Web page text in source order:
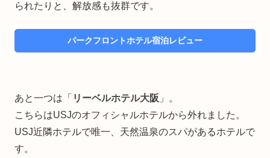
られたりと、解放感も抜群です。
パークフロントホテル宿泊レビュー
あと一つは「 リーベルホテル大阪 」。
こちらはUSJのオフィシャルホテルから外れました。
USJ近隣ホテルで唯一、天然温泉のスパがあるホテルで
す。